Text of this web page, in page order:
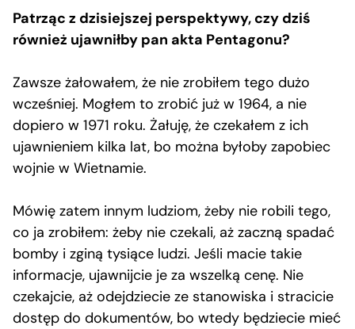
Patrząc z dzisiejszej perspektywy, czy dziś
również ujawniłby pan akta Pentagonu?
Zawsze żałowałem, że nie zrobiłem tego dużo
wcześniej. Mogłem to zrobić już w 1964, a nie
dopiero w 1971 roku. Żałuję, że czekałem z ich
ujawnieniem kilka lat, bo można byłoby zapobiec
wojnie w Wietnamie.
Mówię zatem innym ludziom, żeby nie robili tego,
co ja zrobiłem: żeby nie czekali, aż zaczną spadać
bomby i zginą tysiące ludzi. Jeśli macie takie
informacje, ujawnijcie je za wszelką cenę. Nie
czekajcie, aż odejdziecie ze stanowiska i stracicie
dostęp do dokumentów, bo wtedy będziecie mieć